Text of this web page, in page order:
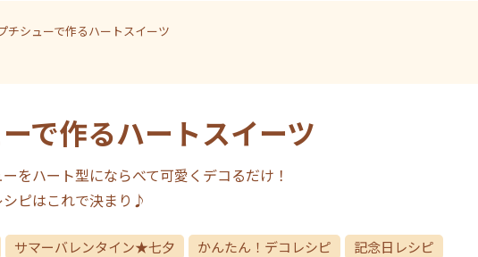
チシューで作るハートスイーツ
で作るハートスイーツ
をハート型にならべて可愛くデコるだけ！
ピはこれで決まり♪
サマーバレンタイン★七夕 かんたん！デコレシピ
記念日レシピ